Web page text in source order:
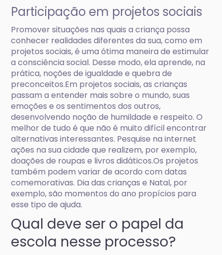
Participação em projetos sociais
Promover situações nas quais a criança possa
conhecer realidades diferentes da sua, como em
projetos sociais, é uma ótima maneira de estimular
a consciência social. Desse modo, ela aprende, na
prática, noções de igualdade e quebra de
preconceitos.Em projetos sociais, as crianças
passam a entender mais sobre o mundo, suas
emoções e os sentimentos dos outros,
desenvolvendo noção de humildade e respeito. O
melhor de tudo é que não é muito difícil encontrar
alternativas interessantes. Pesquise na internet
ações na sua cidade que realizem, por exemplo,
doações de roupas e livros didáticos.Os projetos
também podem variar de acordo com datas
comemorativas. Dia das crianças e Natal, por
exemplo, são momentos do ano propícios para
esse tipo de ajuda.
Qual deve ser o papel da
escola nesse processo?